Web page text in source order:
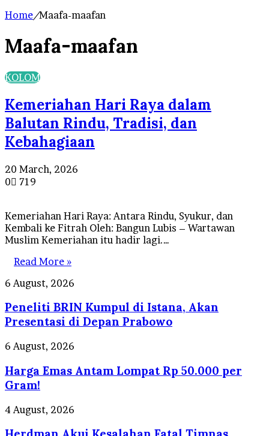
Home/Maafa-maafan
Maafa-maafan
KOLOM
Kemeriahan Hari Raya dalam
Balutan Rindu, Tradisi, dan
Kebahagiaan
20 March, 2026
0
719
Kemeriahan Hari Raya: Antara Rindu, Syukur, dan
Kembali ke Fitrah Oleh: Bangun Lubis – Wartawan
Muslim Kemeriahan itu hadir lagi.…
Read More »
Peneliti
Kumpul
di
Istana,
Akan
Presentasi
di
Depan
Prabowo
6 August, 2026
Peneliti BRIN Kumpul di Istana, Akan
Presentasi di Depan Prabowo
Harga
Antam
Lompat
Rp
50.000
Gram!
6 August, 2026
Harga Emas Antam Lompat Rp 50.000 per
Gram!
Herdman
Kesalahan
4 August, 2026